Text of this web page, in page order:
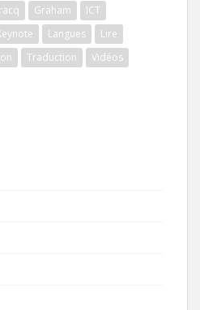
Graham
ICT
Langues
Lire
Traduction
Vidéos